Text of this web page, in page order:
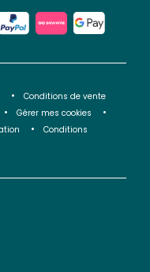
Conditions de vente
Gérer mes cookies
Conditions